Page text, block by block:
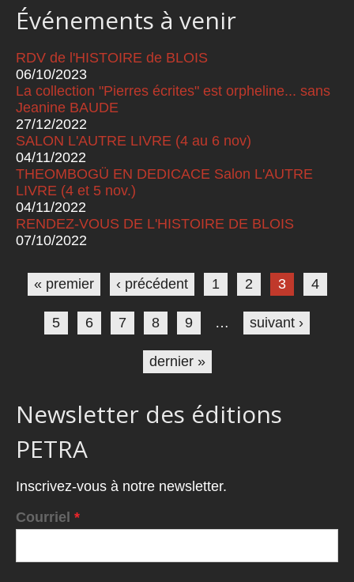
Événements à venir
RDV de l'HISTOIRE de BLOIS
06/10/2023
La collection "Pierres écrites" est orpheline... sans
Jeanine BAUDE
27/12/2022
SALON L'AUTRE LIVRE (4 au 6 nov)
04/11/2022
THEOMBOGÜ EN DEDICACE Salon L'AUTRE
LIVRE (4 et 5 nov.)
04/11/2022
RENDEZ-VOUS DE L'HISTOIRE DE BLOIS
07/10/2022
Pages
« premier ‹ précédent 1 2 3 4
5 6 7 8 9 … suivant ›
dernier »
Newsletter des éditions
PETRA
Inscrivez-vous à notre newsletter.
Courriel *